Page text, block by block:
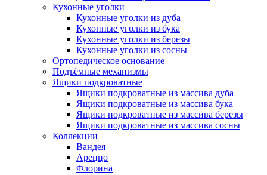
Кухонные уголки
Кухонные уголки из дуба
Кухонные уголки из бука
Кухонные уголки из березы
Кухонные уголки из сосны
Ортопедическое основание
Подъёмные механизмы
Ящики подкроватные
Ящики подкроватные из массива дуба
Ящики подкроватные из массива бука
Ящики подкроватные из массива березы
Ящики подкроватные из массива сосны
Коллекции
Вандея
Ареццо
Флорина